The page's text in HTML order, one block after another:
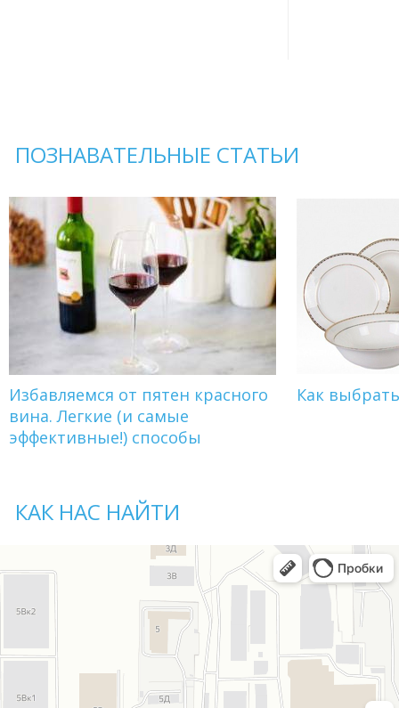
ПОЗНАВАТЕЛЬНЫЕ СТАТЬИ
Избавляемся от пятен красного
вина. Легкие (и самые
эффективные!) способы
Как
КАК НАС НАЙТИ